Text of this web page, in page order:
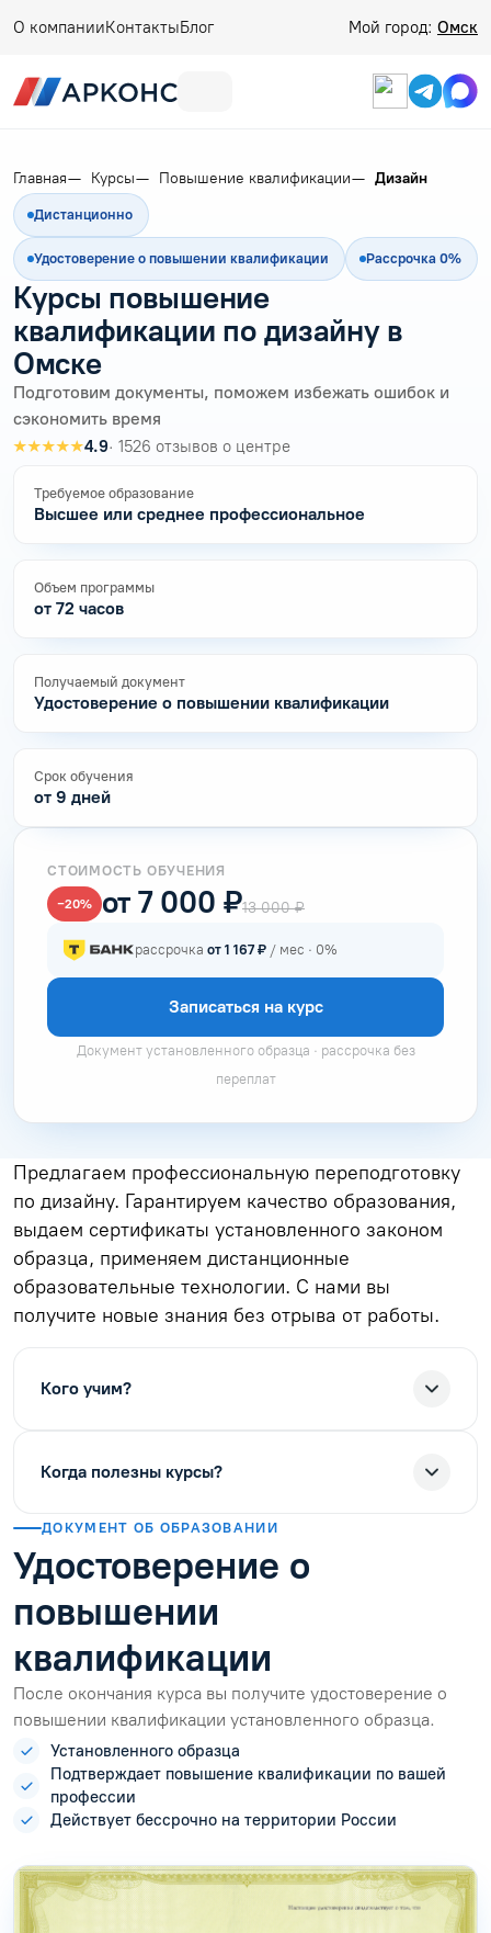
О компанииКонтактыБлог Мой город: Омск
Главная Курсы Повышение квалификации Дизайн
Дистанционно
Удостоверение о повышении квалификации Рассрочка 0%
Курсы повышение
квалификации по дизайну в
Омске
Подготовим документы, поможем избежать ошибок и
сэкономить время
★★★★★4.9· 1526 отзывов о центре
Требуемое образование
Высшее или среднее профессиональное
Объем программы
от 72 часов
Получаемый документ
Удостоверение о повышении квалификации
Срок обучения
от 9 дней
СТОИМОСТЬ ОБУЧЕНИЯ
−20% от 7 000 ₽13 000 ₽
рассрочка от 1 167 ₽ / мес · 0%
Записаться на курс
Документ установленного образца · рассрочка без
переплат
Предлагаем профессиональную переподготовку
по дизайну. Гарантируем качество образования,
выдаем сертификаты установленного законом
образца, применяем дистанционные
образовательные технологии. С нами вы
получите новые знания без отрыва от работы.
Кого учим?
Когда полезны курсы?
ДОКУМЕНТ ОБ ОБРАЗОВАНИИ
Удостоверение о
повышении
квалификации
После окончания курса вы получите удостоверение о
повышении квалификации установленного образца.
Установленного образца
Подтверждает повышение квалификации по вашей
профессии
Действует бессрочно на территории России